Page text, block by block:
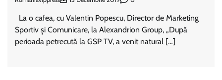
La o cafea, cu Valentin Popescu, Director de Marketing
Sportiv și Comunicare, la Alexandrion Group, „După
perioada petrecută la GSP TV, a venit natural […]